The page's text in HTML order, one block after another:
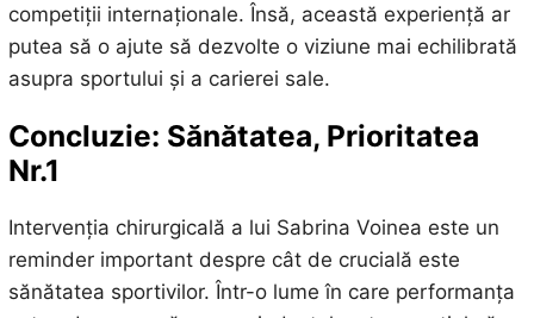
competiții internaționale. Însă, această experiență ar
putea să o ajute să dezvolte o viziune mai echilibrată
asupra sportului și a carierei sale.
Concluzie: Sănătatea, Prioritatea
Nr.1
Intervenția chirurgicală a lui Sabrina Voinea este un
reminder important despre cât de crucială este
sănătatea sportivilor. Într-o lume în care performanța